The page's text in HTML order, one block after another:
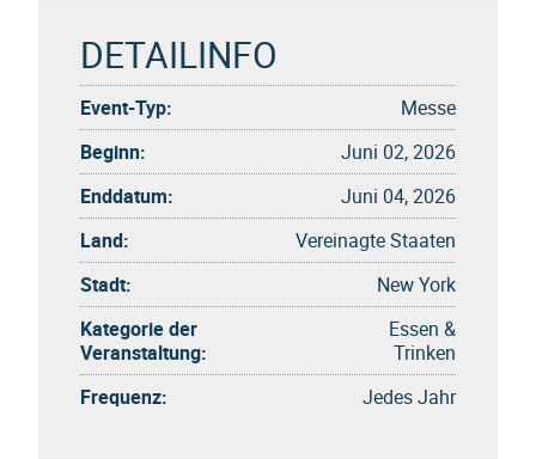
DETAILINFO
Event-Typ:
Messe
Beginn:
Juni 02, 2026
Enddatum:
Juni 04, 2026
Land:
Vereinagte Staaten
Stadt:
New York
Kategorie der
Veranstaltung:
Essen &
Trinken
Frequenz:
Jedes Jahr